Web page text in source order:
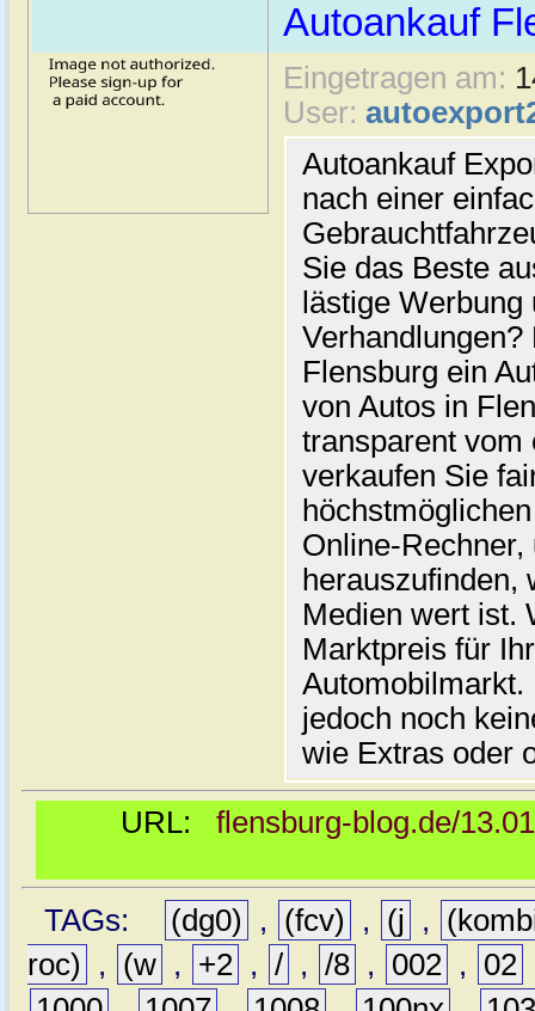
Autoankauf
Eingetragen am:
User:
Autoankauf
nach einer
Sie das Beste
lästige
Flensburg ein
von Autos in
transparent vom
verkaufen Sie
Online-
herauszufinden,
Medien wert ist.
Marktpreis für
jedoch noch
wie Extras oder
URL: flensburg-blog.de/
TAGs: (dg0) , (fcv) , (j ,
roc)
, (w , +2 , / , /8 , 002 , 02